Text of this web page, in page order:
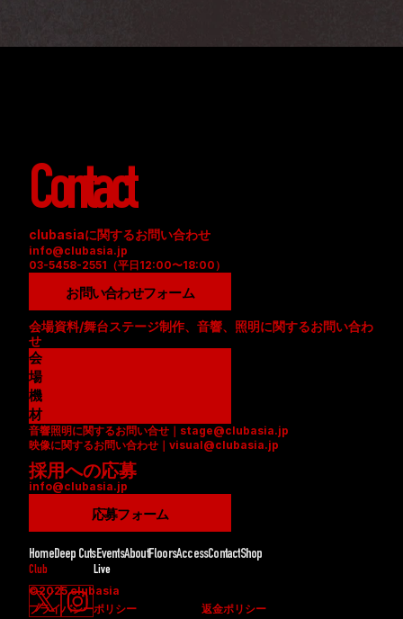
Contact
clubasiaに関するお問い合わせ
info@clubasia.jp
03-5458-2551（平日12:00〜18:00）
お問い合わせフォーム
会場資料/舞台ステージ制作、音響、照明に関するお問い合わ
せ
会
場
資
料
(
P
D
F
機
材
リ
ス
ト
(
D
F
)
音響照明に関するお問い合せ｜stage@clubasia.jp
映像に関するお問い合わせ｜visual@clubasia.jp
採用への応募
info@clubasia.jp
応募フォーム
HomeDeep CutsEventsAboutFloorsAccessContactShop
Club Live
©2025 clubasia
プライバシーポリシー
返金ポリシー